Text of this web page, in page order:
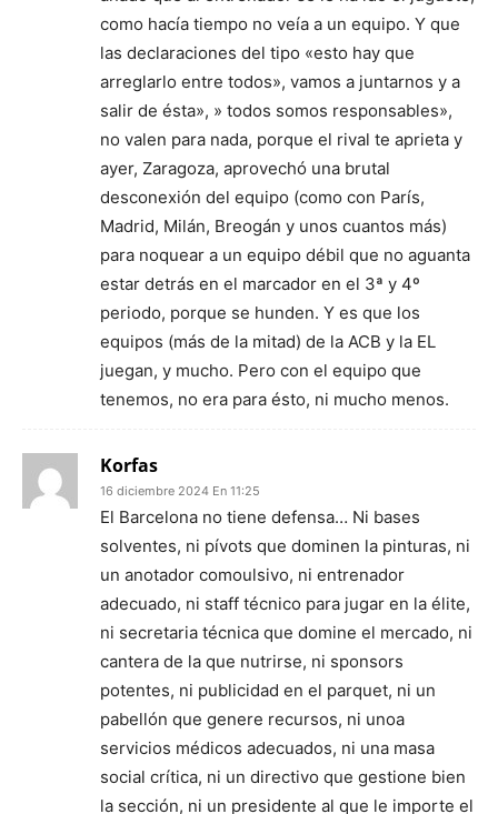
como hacía tiempo no veía a un equipo. Y que
las declaraciones del tipo «esto hay que
arreglarlo entre todos», vamos a juntarnos y a
salir de ésta», » todos somos responsables»,
no valen para nada, porque el rival te aprieta y
ayer, Zaragoza, aprovechó una brutal
desconexión del equipo (como con París,
Madrid, Milán, Breogán y unos cuantos más)
para noquear a un equipo débil que no aguanta
estar detrás en el marcador en el 3ª y 4º
periodo, porque se hunden. Y es que los
equipos (más de la mitad) de la ACB y la EL
juegan, y mucho. Pero con el equipo que
tenemos, no era para ésto, ni mucho menos.
Korfas
16 diciembre 2024 En 11:25
El Barcelona no tiene defensa… Ni bases
solventes, ni pívots que dominen la pinturas, ni
un anotador comoulsivo, ni entrenador
adecuado, ni staff técnico para jugar en la élite,
ni secretaria técnica que domine el mercado, ni
cantera de la que nutrirse, ni sponsors
potentes, ni publicidad en el parquet, ni un
pabellón que genere recursos, ni unoa
servicios médicos adecuados, ni una masa
social crítica, ni un directivo que gestione bien
la sección, ni un presidente al que le importe el